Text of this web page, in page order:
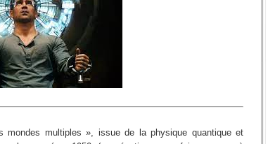
mondes multiples », issue de la physique quantique et